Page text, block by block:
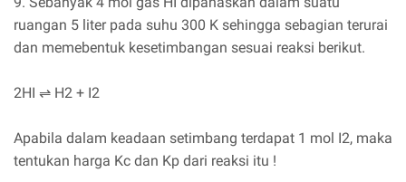
ruangan 5 liter pada suhu 300 K sehingga sebagian terurai
dan memebentuk kesetimbangan sesuai reaksi berikut.
2HI ⇌ H2 + I2
Apabila dalam keadaan setimbang terdapat 1 mol I2, maka
tentukan harga Kc dan Kp dari reaksi itu !